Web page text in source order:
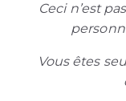
Ceci n’est
Vous êtes